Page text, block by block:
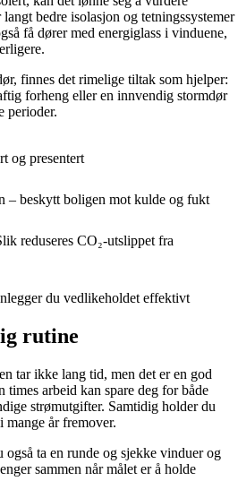
bedre isolasjon og tetningssystemer
få dører med energiglass i vinduene,
finnes det rimelige tiltak som hjelper:
forheng eller en innvendig stormdør
perioder.
og presentert
– beskytt boligen mot kulde og fukt
reduseres CO₂-utslippet fra
du vedlikeholdet effektivt
rutine
tar ikke lang tid, men det er en god
times arbeid kan spare deg for både
strømutgifter. Samtidig holder du
mange år fremover.
ta en runde og sjekke vinduer og
sammen når målet er å holde